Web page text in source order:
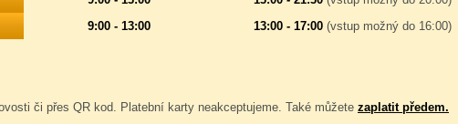
9:00 - 13:00 13:00 - 17:00 (vstup možný do 16:00)
či přes QR kod. Platební karty neakceptujeme. Také můžete zaplatit předem.